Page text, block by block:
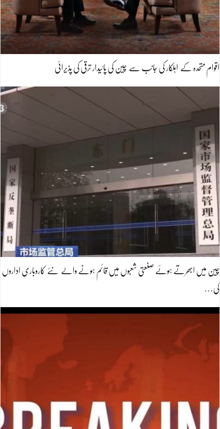
اقوام متحدہ کے اہلکار کی جانب سے چین کی پائیدار ترقی کی پذیرائی
چین میں ابھرتے ہوئے صنعتی شعبوں میں قائم ہونے والے نئے کاروباری اداروں
کی…